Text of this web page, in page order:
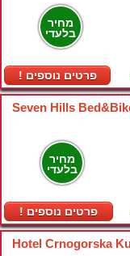
מחיר
בלעדי
! פרטים נוספים
Seven Hills
מחיר
בלעדי
! פרטים נוספים
Hotel Crnogorska